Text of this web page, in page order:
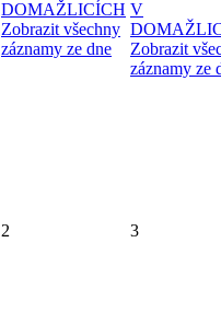
DOMAŽLICÍCH
Zobrazit všechny
záznamy ze dne
V
Zobrazit
záznamy ze
2 3